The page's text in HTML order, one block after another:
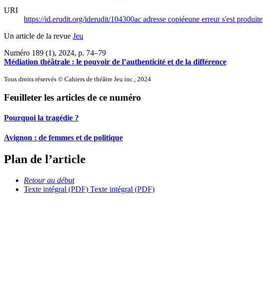
URI
https://id.erudit.org/iderudit/104300ac adresse copiéeune erreur s'est produite
Un article de la revue Jeu
Numéro 189 (1), 2024, p. 74–79
Médiation théâtrale : le pouvoir de l’authenticité et de la différence
Tous droits réservés © Cahiers de théâtre Jeu inc., 2024
Feuilleter les articles de ce numéro
Pourquoi la tragédie ?
Avignon : de femmes et de politique
Plan de l’article
Retour au début
Texte intégral (PDF) Texte intégral (PDF)